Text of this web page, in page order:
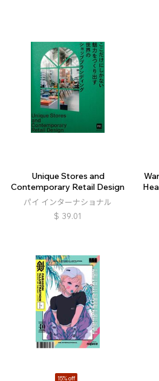
Unique Stores and
Contemporary Retail Design
パイ インターナショナル
$ 39.01
15% off